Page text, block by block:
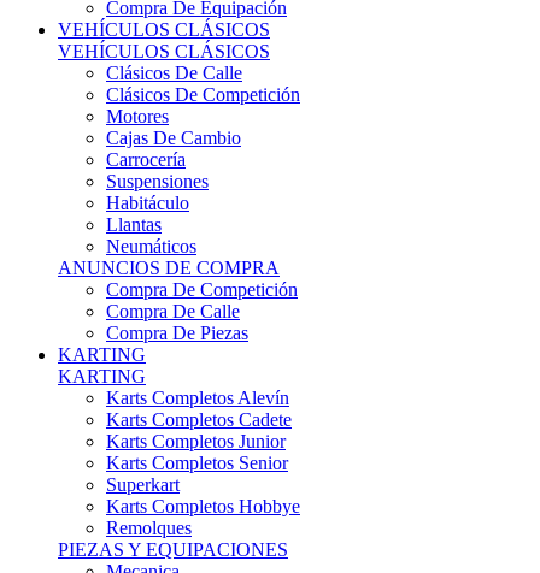
Compra De Equipación
VEHÍCULOS CLÁSICOS
VEHÍCULOS CLÁSICOS
Clásicos De Calle
Clásicos De Competición
Motores
Cajas De Cambio
Carrocería
Suspensiones
Habitáculo
Llantas
Neumáticos
ANUNCIOS DE COMPRA
Compra De Competición
Compra De Calle
Compra De Piezas
KARTING
KARTING
Karts Completos Alevín
Karts Completos Cadete
Karts Completos Junior
Karts Completos Senior
Superkart
Karts Completos Hobbye
Remolques
PIEZAS Y EQUIPACIONES